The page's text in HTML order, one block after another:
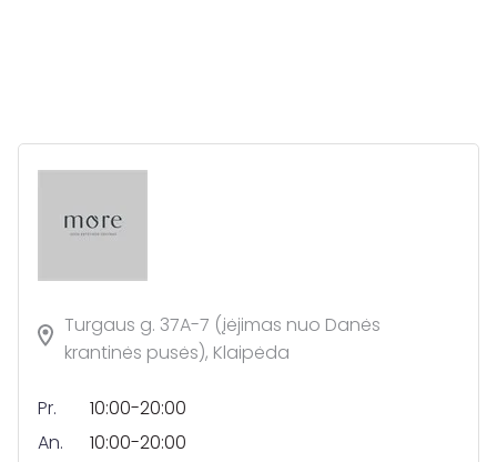
Turgaus g. 37A-7 (įėjimas nuo Danės
krantinės pusės), Klaipėda
Pr.
10:00-20:00
An.
10:00-20:00